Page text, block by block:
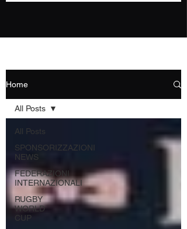
Home
All Posts
SPONSORIZZAZIONI
NEWS
FEDERAZIONI
INTERNAZIONALI
RUGBY
WORLD
CUP
All Posts